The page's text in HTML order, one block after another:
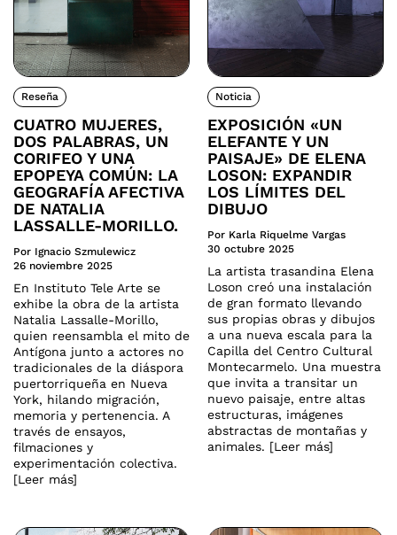
Reseña
CUATRO MUJERES,
DOS PALABRAS, UN
CORIFEO Y UNA
EPOPEYA COMÚN: LA
GEOGRAFÍA AFECTIVA
DE NATALIA
LASSALLE-MORILLO.
Por Ignacio Szmulewicz
26 noviembre 2025
En Instituto Tele Arte se
exhibe la obra de la artista
Natalia Lassalle-Morillo,
quien reensambla el mito de
Antígona junto a actores no
tradicionales de la diáspora
puertorriqueña en Nueva
York, hilando migración,
memoria y pertenencia. A
través de ensayos,
filmaciones y
experimentación colectiva.
[Leer más]
Noticia
EXPOSICIÓN «UN
ELEFANTE Y UN
PAISAJE» DE ELENA
LOSON: EXPANDIR
LOS LÍMITES DEL
DIBUJO
Por Karla Riquelme Vargas
30 octubre 2025
La artista trasandina Elena
Loson creó una instalación
de gran formato llevando
sus propias obras y dibujos
a una nueva escala para la
Capilla del Centro Cultural
Montecarmelo. Una muestra
que invita a transitar un
nuevo paisaje, entre altas
estructuras, imágenes
abstractas de montañas y
animales. [Leer más]